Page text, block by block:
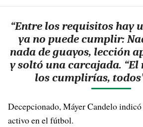
“Entre los requisitos hay
ya no puede cumplir:
nada de guayos, lección
y soltó una carcajada. “El
los cumplirías,
Decepcionado, Máyer Candelo indicó
activo en el fútbol.